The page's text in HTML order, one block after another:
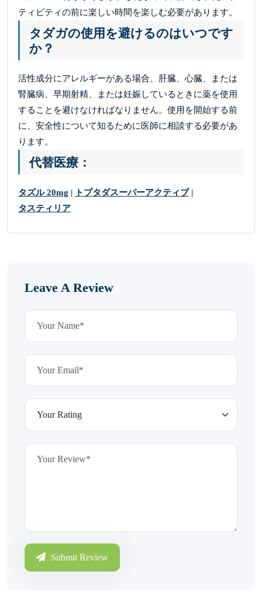
ティビティの前に楽しい時間を楽しむ必要があります。
タダガの使用を避けるのはいつです
か？
活性成分にアレルギーがある場合、肝臓、心臓、または
腎臓病、早期射精、または妊娠しているときに薬を使用
することを避けなければなりません。使用を開始する前
に、安全性について知るために医師に相談する必要があ
ります。
代替医療：
タズル 20mg | トプタダスーパーアクティブ|
タスティリア
Leave A Review
Submit Review